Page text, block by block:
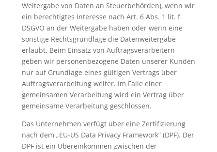
Weitergabe von Daten an Steuerbehörden), wenn wir
ein berechtigtes Interesse nach Art. 6 Abs. 1 lit. f
DSGVO an der Weitergabe haben oder wenn eine
sonstige Rechtsgrundlage die Datenweitergabe
erlaubt. Beim Einsatz von Auftragsverarbeitern
geben wir personenbezogene Daten unserer Kunden
nur auf Grundlage eines gültigen Vertrags über
Auftragsverarbeitung weiter. Im Falle einer
gemeinsamen Verarbeitung wird ein Vertrag über
gemeinsame Verarbeitung geschlossen.
Das Unternehmen verfügt über eine Zertifizierung
nach dem „EU-US Data Privacy Framework“ (DPF). Der
DPF ist ein Übereinkommen zwischen der